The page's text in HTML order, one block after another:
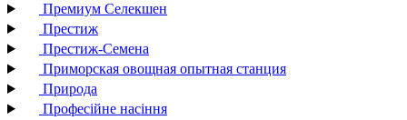
Премиум Селекшен
Престиж
Престиж-Семена
Приморская овощная опытная станция
Природа
Професійне насіння